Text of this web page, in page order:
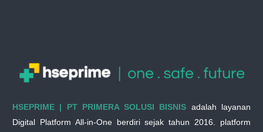
HSEPRIME | PT PRIMERA SOLUSI BISNIS adalah layanan
Digital Platform All-in-One berdiri sejak tahun 2016. platform